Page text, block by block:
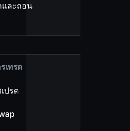
และถอน
เทรด
ปรด